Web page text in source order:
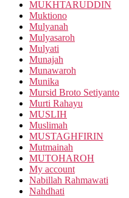
MUKHTARUDDIN
Muktiono
Mulyanah
Mulyasaroh
Mulyati
Munajah
Munawaroh
Munika
Mursid Broto Setiyanto
Murti Rahayu
MUSLIH
Muslimah
MUSTAGHFIRIN
Mutmainah
MUTOHAROH
My account
Nabillah Rahmawati
Nahdhati